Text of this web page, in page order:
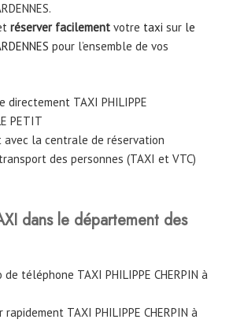
réserver facilement votre taxi sur le
pour l’ensemble de vos
directement TAXI PHILIPPE
PETIT
la centrale de réservation
des personnes (TAXI et VTC)
dans le département des
téléphone TAXI PHILIPPE CHERPIN à
TAXI PHILIPPE CHERPIN à